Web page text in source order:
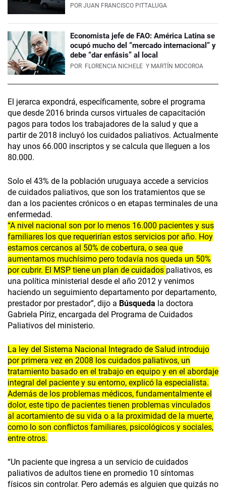
POR JUAN FRANCISCO PITTALUGA
Economista jefe de FAO: América Latina se
ocupó mucho del “mercado internacional” y
debe “dar enfásis” al local
POR FLORENCIA NICHELE Y MARTÍN MOCOROA
El jerarca expondrá, específicamente, sobre el programa
que desde 2016 brinda cursos virtuales de capacitación
pagos para todos los trabajadores de la salud y que a
partir de 2018 incluyó los cuidados paliativos. Actualmente
hay unos 66.000 inscriptos y se calcula que lleguen a los
80.000.
Solo el 43% de la población uruguaya accede a servicios
de cuidados paliativos, que son los tratamientos que se
dan a los pacientes crónicos o en etapas terminales de una
enfermedad.
“A nivel nacional son por lo menos 16.000 pacientes y sus
familiares los que requerirían estos servicios por año. Hoy
estamos cercanos al 50% de cobertura, o sea que
aumentamos muchísimo pero todavía nos queda un 50%
por cubrir. El MSP tiene un plan de cuidados paliativos, es
una política ministerial desde el año 2012 y venimos
haciendo un seguimiento departamento por departamento,
prestador por prestador”, dijo a Búsqueda la doctora
Gabriela Píriz, encargada del Programa de Cuidados
Paliativos del ministerio.
La ley del Sistema Nacional Integrado de Salud introdujo
por primera vez en 2008 los cuidados paliativos, un
tratamiento basado en el trabajo en equipo y en el abordaje
integral del paciente y su entorno, explicó la especialista.
Además de los problemas médicos, fundamentalmente el
dolor, este tipo de pacientes tienen problemas vinculados
al acortamiento de su vida o a la proximidad de la muerte,
como lo son conflictos familiares, psicológicos y sociales,
entre otros.
“Un paciente que ingresa a un servicio de cuidados
paliativos de adultos tiene en promedio 10 síntomas
físicos sin controlar. Pero además es alguien que quizás no